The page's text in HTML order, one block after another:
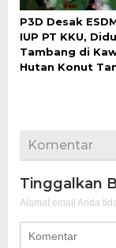
P3D Desak
IUP PT KKU,
Tambang di
Hutan Konut
Komentar
Tinggalkan
Alamat email Anda